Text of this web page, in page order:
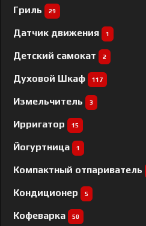
Гриль 29
Датчик движения 1
Детский самокат 2
Духовой Шкаф 117
Измельчитель 3
Ирригатор 15
Йогуртница 1
Компактный отпариватель
Кондиционер 5
Кофеварка 50